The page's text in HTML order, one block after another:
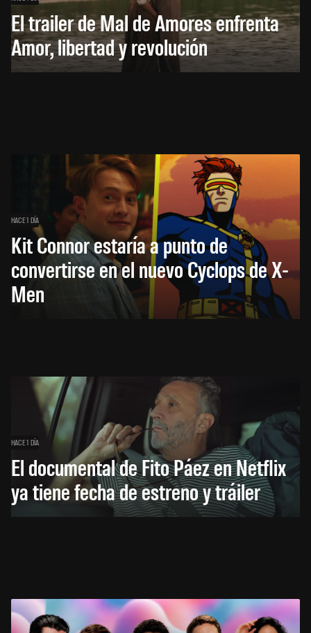
El trailer de Mal de Amores enfrenta
Amor, libertad y revolución
HACE 1 DÍA
Kit Connor estaría a punto de
convertirse en el nuevo Cyclops de X-
Men
HACE 1 DÍA
El documental de Fito Páez en Netflix
ya tiene fecha de estreno y tráiler